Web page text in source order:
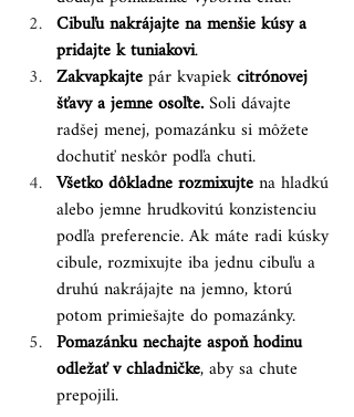
Cibuľu nakrájajte na menšie kúsy a
pridajte k tuniakovi.
Zakvapkajte pár kvapiek citrónovej
šťavy a jemne osoľte. Soli dávajte
radšej menej, pomazánku si môžete
dochutiť neskôr podľa chuti.
Všetko dôkladne rozmixujte na hladkú
alebo jemne hrudkovitú konzistenciu
podľa preferencie. Ak máte radi kúsky
cibule, rozmixujte iba jednu cibuľu a
druhú nakrájajte na jemno, ktorú
potom primiešajte do pomazánky.
Pomazánku nechajte aspoň hodinu
odležať v chladničke, aby sa chute
prepojili.